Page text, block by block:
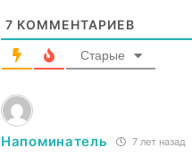
7 КОММЕНТАРИЕВ
Старые
Напоминатель 7 лет назад